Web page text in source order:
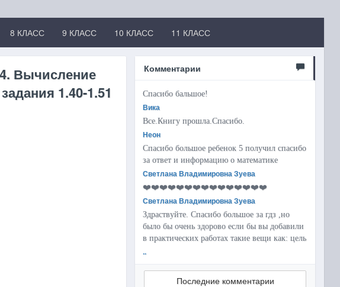
8 КЛАСС 9 КЛАСС 10 КЛАСС 11 КЛАСС
Вычисление
1.40-1.51
Комментарии
Спасибо бальшое!
Вика
Все.Книгу прошла.Спасибо.
Неон
Спасибо большое ребенок 5 получил спасибо
за ответ и информацию о математике
Светлана Владимировна Зуева
❤️❤️❤️❤️❤️❤️❤️❤️❤️❤️❤️❤️❤️❤️❤️
Светлана Владимировна Зуева
Здраствуйте. Спасибо большое за гдз ,но
было бы очень здорово если бы вы добавили
в практических работах такие вещи как: цель
..
Последние комментарии